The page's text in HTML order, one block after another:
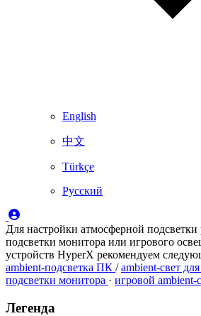
English
中文
Türkçe
Русский
Для настройки атмосферной подсветки
подсветки монитора или игрового
устройств HyperX рекомендуем
ambient‑подсветка ПК /ambient‑свет
подсветки монитора · игровой
Легенда